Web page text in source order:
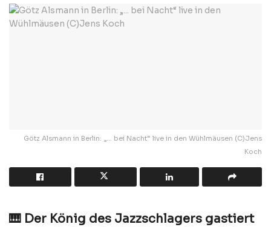
Götz Alsmann in Berlin: „... bei Nacht“ live in den Wühlmäusen (C)Jens
Koch
🎹 Der König des Jazzschlagers gastiert